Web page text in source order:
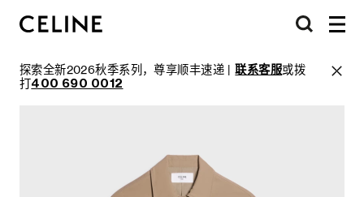
探索全新2026秋季系列，尊享顺丰速递 |联系客服或拨
打400 690 0012